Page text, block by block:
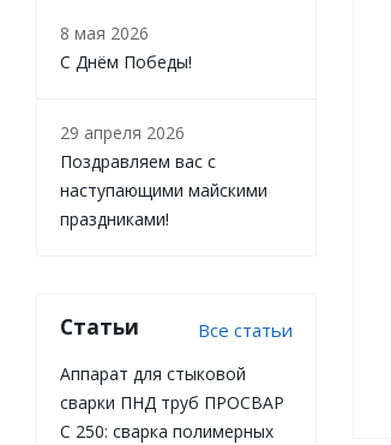
8 мая 2026
С Днём Победы!
29 апреля 2026
Поздравляем вас с
наступающими майскими
праздниками!
Статьи Все статьи
Аппарат для стыковой
сварки ПНД труб ПРОСВАР
С 250: сварка полимерных